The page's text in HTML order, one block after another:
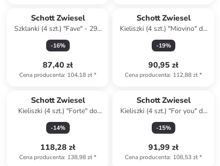
Schott Zwiesel
Szklanki (4 szt.) "Fave" - 297
ml
-16%
87,40 zł
Cena producenta: 104,18 zł*
Schott Zwiesel
Kieliszki (4 szt.) "Miovino" do
czerwonego wina - 500 ml
-19%
90,95 zł
Cena producenta: 112,88 zł*
Schott Zwiesel
Kieliszki (4 szt.) "Forte" do
czerwonego wina - 732 ml
-14%
118,28 zł
Cena producenta: 138,98 zł*
Schott Zwiesel
Kieliszki (4 szt.) "For you" do
białego wina - 368 ml
-15%
91,99 zł
Cena producenta: 108,53 zł*